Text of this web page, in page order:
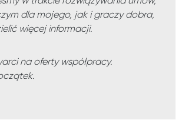
dla mojego, jak i graczy dobra,
więcej informacji.
na oferty współpracy.